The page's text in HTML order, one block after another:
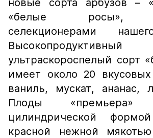
новые сорта арбузов –
«белые росы»,
селекционерами
ультраскороспелый сорт
имеет около 20
ваниль, мускат, ананас,
Плоды «премьера»
цилиндрической
красной нежной